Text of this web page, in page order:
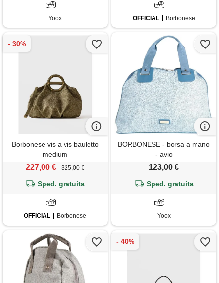
--
Yoox
--
OFFICIAL
Borbonese
Borbonese vis a vis bauletto
medium
227,00 € 325,00 €
Sped. gratuita
--
OFFICIAL
Borbonese
BORBONESE - borsa a mano
- avio
123,00 €
Sped. gratuita
--
Yoox